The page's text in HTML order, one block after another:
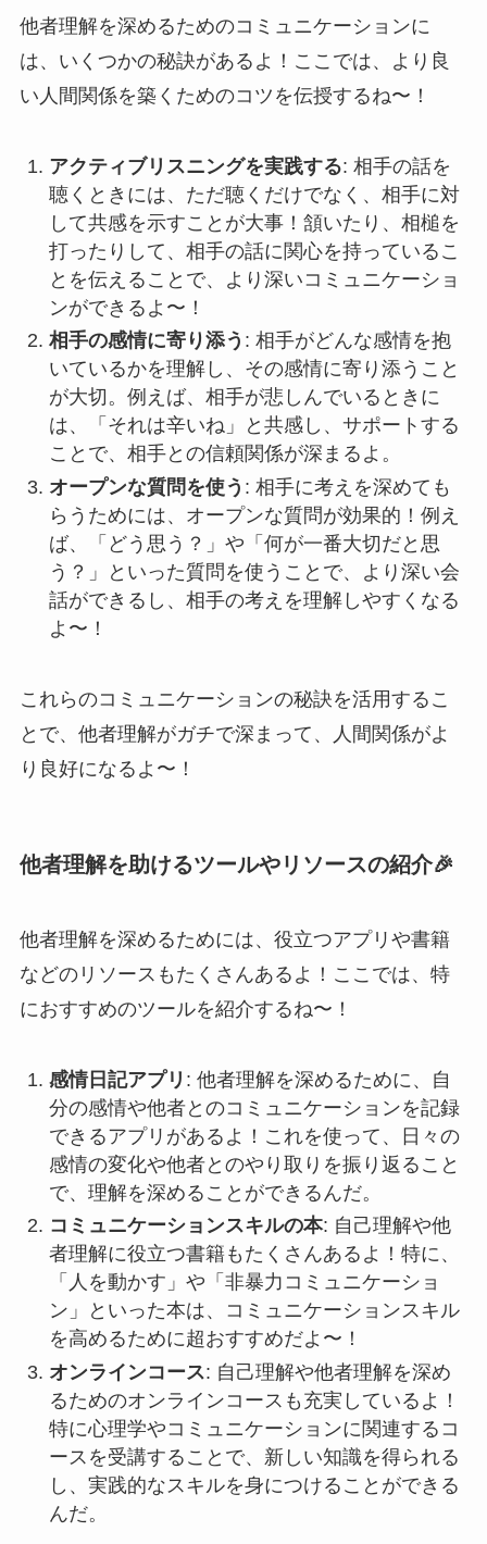
他者理解を深めるためのコミュニケーションに
は、いくつかの秘訣があるよ！ここでは、より良
い人間関係を築くためのコツを伝授するね〜！
アクティブリスニングを実践する: 相手の話を
聴くときには、ただ聴くだけでなく、相手に対
して共感を示すことが大事！頷いたり、相槌を
打ったりして、相手の話に関心を持っているこ
とを伝えることで、より深いコミュニケーショ
ンができるよ〜！
相手の感情に寄り添う : 相手がどんな感情を抱
いているかを理解し、その感情に寄り添うこと
が大切。例えば、相手が悲しんでいるときに
は、「それは辛いね」と共感し、サポートする
ことで、相手との信頼関係が深まるよ。
オープンな質問を使う : 相手に考えを深めても
らうためには、オープンな質問が効果的！例え
ば、「どう思う？」や「何が一番大切だと思
う？」といった質問を使うことで、より深い会
話ができるし、相手の考えを理解しやすくなる
よ〜！
これらのコミュニケーションの秘訣を活用するこ
とで、他者理解がガチで深まって、人間関係がよ
り良好になるよ〜！
他者理解を助けるツールやリソースの紹介🎉
他者理解を深めるためには、役立つアプリや書籍
などのリソースもたくさんあるよ！ここでは、特
におすすめのツールを紹介するね〜！
感情日記アプリ : 他者理解を深めるために、自
分の感情や他者とのコミュニケーションを記録
できるアプリがあるよ！これを使って、日々の
感情の変化や他者とのやり取りを振り返ること
で、理解を深めることができるんだ。
コミュニケーションスキルの本: 自己理解や他
者理解に役立つ書籍もたくさんあるよ！特に、
「人を動かす」や「非暴力コミュニケーショ
ン」といった本は、コミュニケーションスキル
を高めるために超おすすめだよ〜！
オンラインコース: 自己理解や他者理解を深め
るためのオンラインコースも充実しているよ！
特に心理学やコミュニケーションに関連するコ
ースを受講することで、新しい知識を得られる
し、実践的なスキルを身につけることができる
んだ。